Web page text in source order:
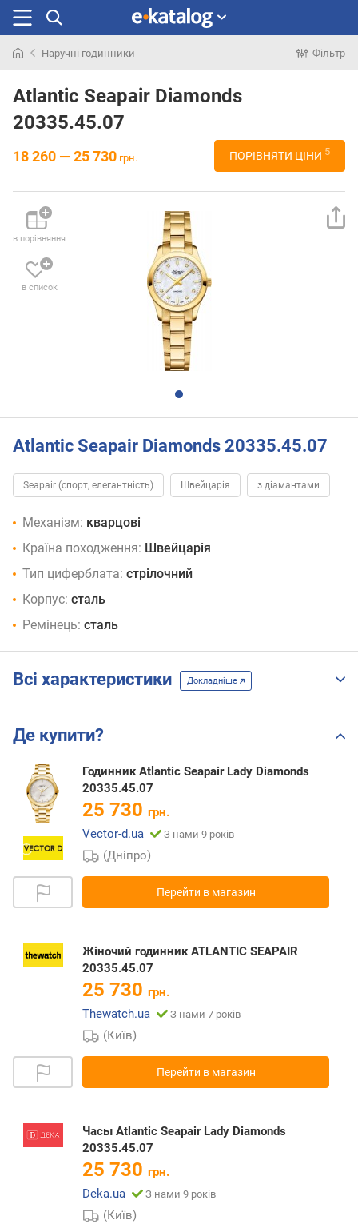
раніше
Наручні годинники Фільтр
Atlantic Seapair Diamonds
20335.45.07
18 260 — 25 730 грн. ПОРІВНЯТИ ЦІНИ 5
в порівняння
в список
Atlantic Seapair Diamonds 20335.45.07
Seapair (спорт, елегантність) Швейцарія з діамантами
Механізм: кварцові
Країна походження: Швейцарія
Тип циферблата: стрілочний
Корпус: сталь
Ремінець: сталь
Всі характеристики Докладніше
Де купити?
Годинник Atlantic Seapair Lady Diamonds
20335.45.07
25 730 грн.
Vector-d.ua
З нами 9 років
(Дніпро)
Перейти в магазин
Жіночий годинник ATLANTIC SEAPAIR
20335.45.07
25 730 грн.
Thewatch.ua
З нами 7 років
(Київ)
Перейти в магазин
Часы Atlantic Seapair Lady Diamonds
20335.45.07
25 730 грн.
Deka.ua
З нами 9 років
(Київ)